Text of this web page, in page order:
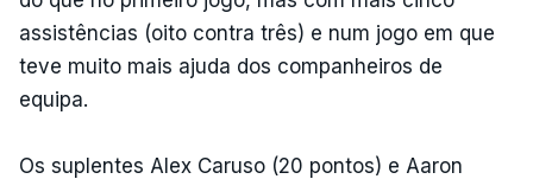
assistências (oito contra três) e num jogo em que
teve muito mais ajuda dos companheiros de
equipa.
Os suplentes Alex Caruso (20 pontos) e Aaron